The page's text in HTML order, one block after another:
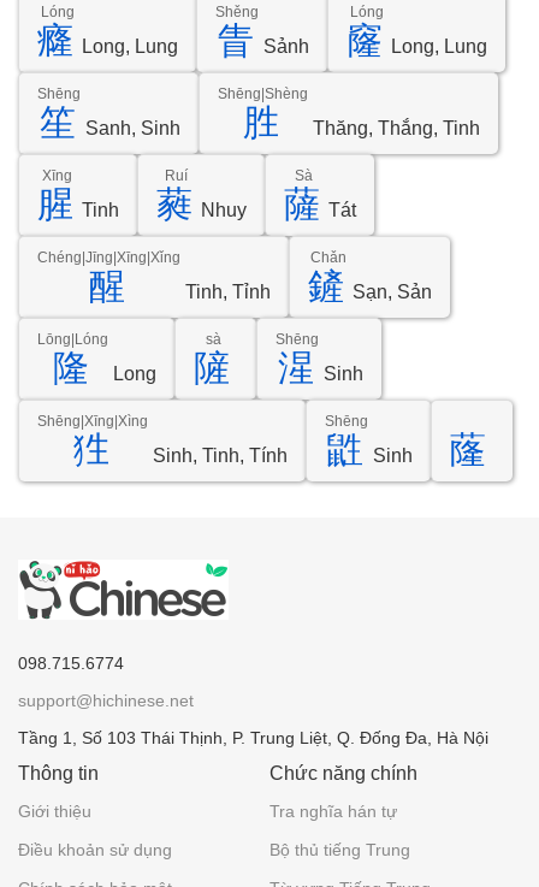
癃
Lóng
Long, Lung 眚
Shěng
Sảnh 窿
Lóng
Long, Lung
笙
Shēng
Sanh, Sinh 胜
Shēng|Shèng
Thăng, Thắng, Tinh
腥
Xīng
Tinh 蕤
Ruí
Nhuy 薩
Sà
Tát
醒
Chéng|Jīng|Xīng|Xǐng
Tinh, Tỉnh 鏟
Chǎn
Sạn, Sản
隆
Lōng|Lóng
Long 隡
sà
湦
Shēng
Sinh
狌
Shēng|Xīng|Xìng
Sinh, Tinh, Tính 鼪
Shēng
Sinh 蕯
098.715.6774
support@hichinese.net
Tầng 1, Số 103 Thái Thịnh, P. Trung Liệt, Q. Đống Đa, Hà Nội
Thông tin
Giới thiệu
Điều khoản sử dụng
Chức năng chính
Tra nghĩa hán tự
Bộ thủ tiếng Trung